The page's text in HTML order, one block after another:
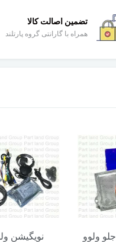
تضمین اصالت کالا
همراه با گارانتی گروه پارتلند
هوزینگ